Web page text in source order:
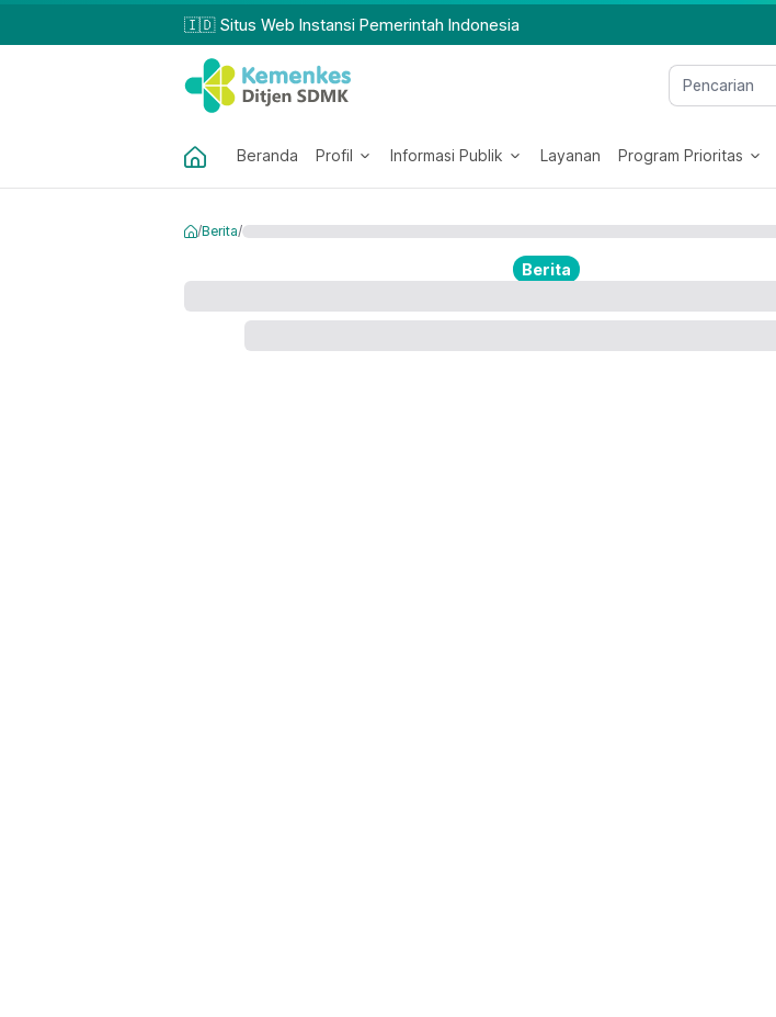
🇮🇩 Situs Web Instansi Pemerintah Indonesia
Beranda Profil Informasi Publik Layanan Program Prioritas
/Berita/
Berita